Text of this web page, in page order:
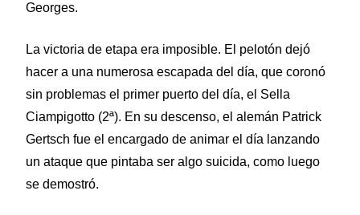
Georges.
La victoria de etapa era imposible. El pelotón dejó
hacer a una numerosa escapada del día, que coronó
sin problemas el primer puerto del día, el Sella
Ciampigotto (2ª). En su descenso, el alemán Patrick
Gertsch fue el encargado de animar el día lanzando
un ataque que pintaba ser algo suicida, como luego
se demostró.